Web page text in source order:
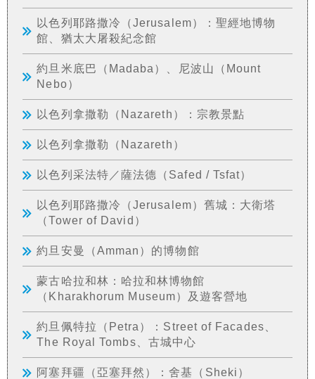
以色列耶路撒冷（Jerusalem）：聖經地博物
館、猶太大屠殺紀念館
約旦米底巴（Madaba）、尼波山（Mount
Nebo）
以色列拿撒勒（Nazareth）：宗教景點
以色列拿撒勒（Nazareth）
以色列采法特／薩法德（Safed / Tsfat）
以色列耶路撒冷（Jerusalem）舊城：大衛塔
（Tower of David）
約旦安曼（Amman）的博物館
蒙古哈拉和林：哈拉和林博物館
（Kharakhorum Museum）及遊客營地
約旦佩特拉（Petra）：Street of Facades、
The Royal Tombs、古城中心
阿塞拜疆（亞塞拜然）：舍基（Sheki）